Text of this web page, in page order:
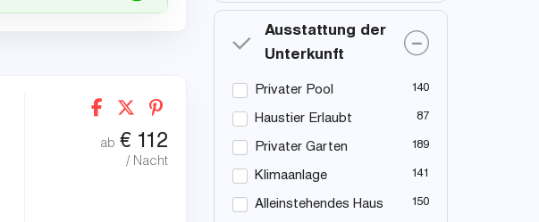
ab € 112
/ Nacht
Ausstattung der
Unterkunft
Privater Pool 140
Haustier Erlaubt 87
Privater Garten 189
Klimaanlage 141
Alleinstehendes Haus 150